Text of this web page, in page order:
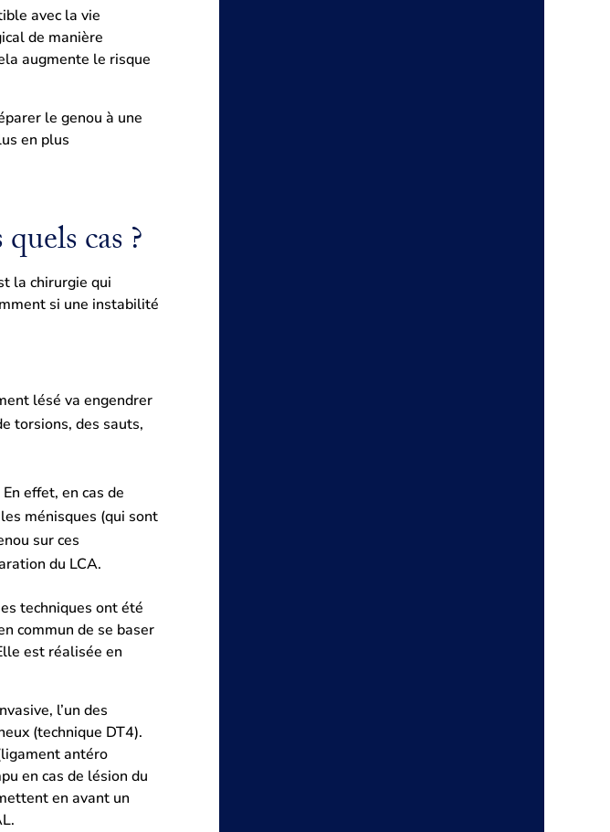
avec la vie
de manière
augmente le risque
le genou à une
en plus
cas ?
la chirurgie qui
si une instabilité
lésé va engendrer
torsions, des sauts,
En effet, en cas de
ménisques (qui sont
sur ces
du LCA.
techniques ont été
commun de se baser
est réalisée en
l’un des
(technique DT4).
antéro
en cas de lésion du
en avant un